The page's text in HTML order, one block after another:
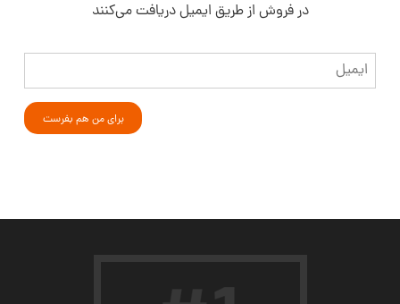
در فروش از طریق ایمیل دریافت می‌کنند
ایمیل